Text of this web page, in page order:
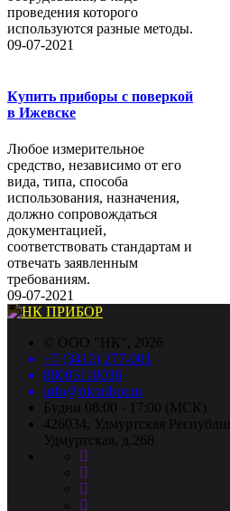
проведения которого
используются разные методы.
09-07-2021
Купить приборы с поверкой
в Ижевске
Любое измерительное
средство, независимо от его
вида, типа, способа
использования, назначения,
должно сопровождаться
документацией,
соответствовать стандартам и
отвечать заявленным
требованиям.
09-07-2021
© ООО "НК", 2026
+7 (3412) 277-001
88005118036
info@nkpribor.ru
Будни 08:00 - 17:00 (МСК)
426034, Удмуртская
Удмуртская, д.268